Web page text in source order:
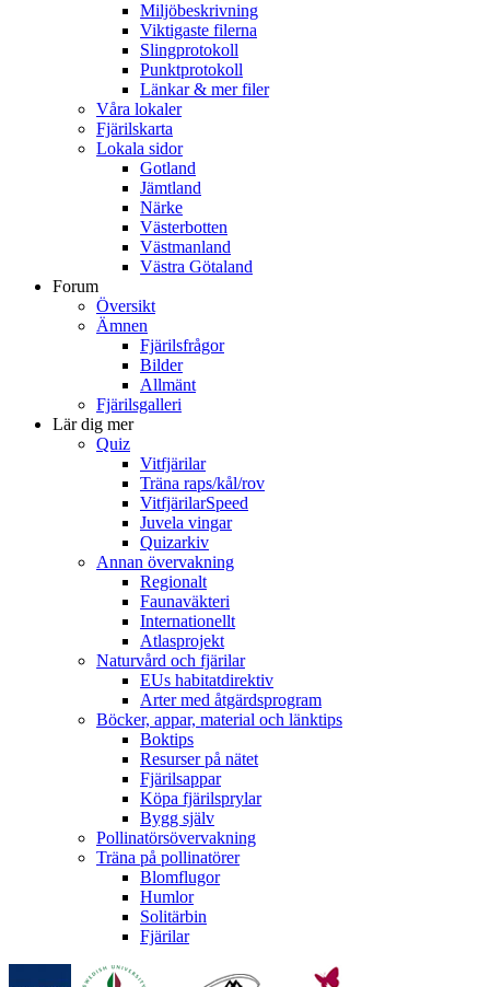
Miljöbeskrivning
Viktigaste filerna
Slingprotokoll
Punktprotokoll
Länkar & mer filer
Våra lokaler
Fjärilskarta
Lokala sidor
Gotland
Jämtland
Närke
Västerbotten
Västmanland
Västra Götaland
Forum
Översikt
Ämnen
Fjärilsfrågor
Bilder
Allmänt
Fjärilsgalleri
Lär dig mer
Quiz
Vitfjärilar
Träna raps/kål/rov
VitfjärilarSpeed
Juvela vingar
Quizarkiv
Annan övervakning
Regionalt
Faunaväkteri
Internationellt
Atlasprojekt
Naturvård och fjärilar
EUs habitatdirektiv
Arter med åtgärdsprogram
Böcker, appar, material och länktips
Boktips
Resurser på nätet
Fjärilsappar
Köpa fjärilsprylar
Bygg själv
Pollinatörsövervakning
Träna på pollinatörer
Blomflugor
Humlor
Solitärbin
Fjärilar